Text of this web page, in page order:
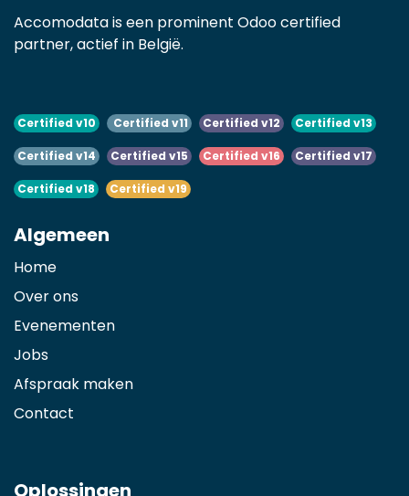
Accomodata is een prominent Odoo certified
partner, actief in België.
Certified v10 Certified v11 Certified v12 Certified v13
Certified v14 Certified v15 Certified v16 Certified v17
Certified v18 Certified v19
Algemeen
Home
Over ons
Evenementen
Jobs
Afspraak maken
Contact
Oplossingen